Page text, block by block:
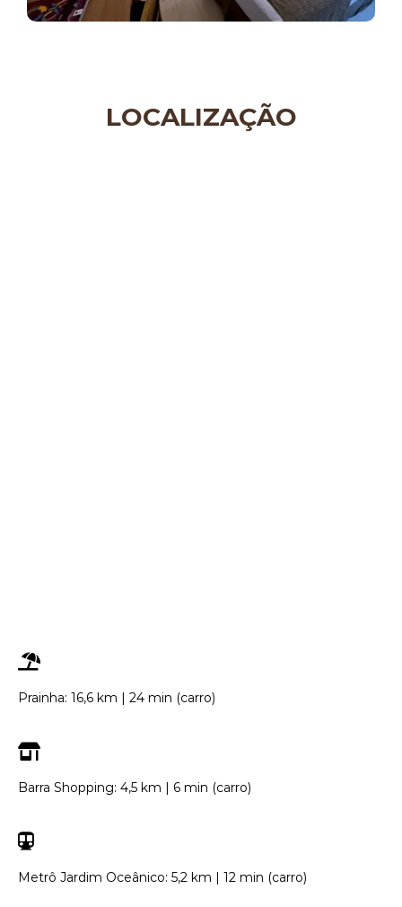
LOCALIZAÇÃO
Prainha: 16,6 km | 24 min (carro)
Barra Shopping: 4,5 km | 6 min (carro)
Metrô Jardim Oceânico: 5,2 km | 12 min (carro)